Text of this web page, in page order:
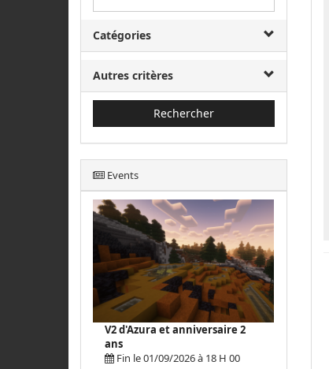
Catégories
Autres critères
Rechercher
Events
V2 d'Azura et anniversaire 2
ans
Fin le 01/09/2026 à 18 H 00